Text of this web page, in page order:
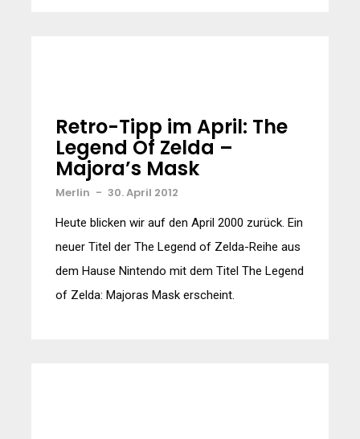
Retro-Tipp im April: The
Legend Of Zelda –
Majora’s Mask
Merlin - 30. April 2012
Heute blicken wir auf den April 2000 zurück. Ein
neuer Titel der The Legend of Zelda-Reihe aus
dem Hause Nintendo mit dem Titel The Legend
of Zelda: Majoras Mask erscheint.